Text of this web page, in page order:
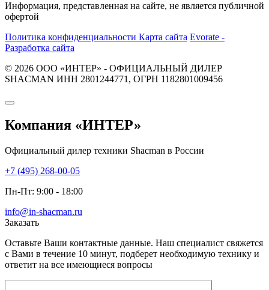
Информация, представленная на сайте, не является публичной
офертой
Политика конфиденциальности Карта сайта Evorate -
Разработка сайта
© 2026 ООО «ИНТЕР» - ОФИЦИАЛЬНЫЙ ДИЛЕР
SHACMAN ИНН 2801244771, ОГРН 1182801009456
Компания «ИНТЕР»
Официальный дилер техники Shacman в России
+7 (495) 268-00-05
Пн-Пт: 9:00 - 18:00
info@in-shacman.ru
Заказать
Оставьте Ваши контактные данные. Наш специалист свяжется
с Вами в течение 10 минут, подберет необходимую технику и
ответит на все имеющиеся вопросы